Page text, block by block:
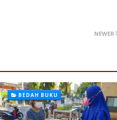
NEWER
BEDAH BUKU